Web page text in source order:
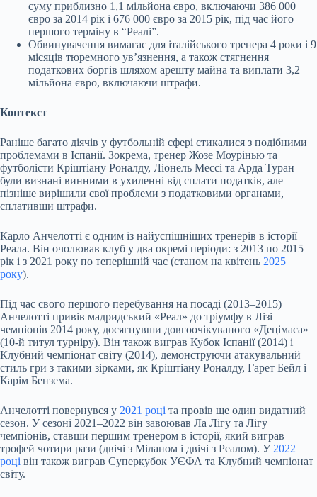
суму приблизно 1,1 мільйона євро, включаючи 386 000
євро за 2014 рік і 676 000 євро за 2015 рік, під час його
першого терміну в “Реалі”.
Обвинувачення вимагає для італійського тренера 4 роки і 9
місяців тюремного ув’язнення, а також стягнення
податкових боргів шляхом арешту майна та виплати 3,2
мільйона євро, включаючи штрафи.
Контекст
Раніше багато діячів у футбольній сфері стикалися з подібними
проблемами в Іспанії. Зокрема, тренер Жозе Моурінью та
футболісти Кріштіану Роналду, Ліонель Мессі та Арда Туран
були визнані винними в ухиленні від сплати податків, але
пізніше вирішили свої проблеми з податковими органами,
сплативши штрафи.
Карло Анчелотті є одним із найуспішніших тренерів в історії
Реала. Він очолював клуб у два окремі періоди: з 2013 по 2015
рік і з 2021 року по теперішній час (станом на квітень 2025
року).
Під час свого першого перебування на посаді (2013–2015)
Анчелотті привів мадридський «Реал» до тріумфу в Лізі
чемпіонів 2014 року, досягнувши довгоочікуваного «Децімаса»
(10-й титул турніру). Він також виграв Кубок Іспанії (2014) і
Клубний чемпіонат світу (2014), демонструючи атакувальний
стиль гри з такими зірками, як Кріштіану Роналду, Гарет Бейл і
Карім Бензема.
Анчелотті повернувся у 2021 році та провів ще один видатний
сезон. У сезоні 2021–2022 він завоював Ла Лігу та Лігу
чемпіонів, ставши першим тренером в історії, який виграв
трофей чотири рази (двічі з Міланом і двічі з Реалом). У 2022
році він також виграв Суперкубок УЄФА та Клубний чемпіонат
світу.